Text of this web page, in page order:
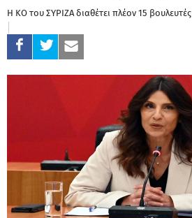
Η ΚΟ του ΣΥΡΙΖΑ διαθέτει πλέον 15 βουλευτές